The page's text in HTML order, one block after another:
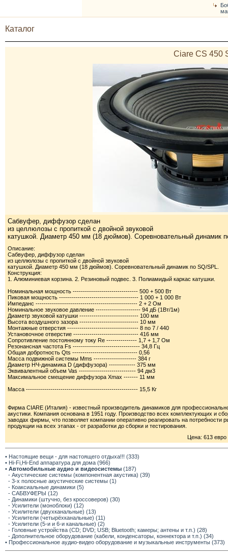
Каталог
Ciare CS 450
Сабвуфер, диффузор сделан
из целлюлозы с пропиткой с двойной звуковой
катушкой. Диаметр 450 мм (18 дюймов). Соревновательный динамик
Описание:
Сабвуфер, диффузор сделан
из целлюлозы с пропиткой с двойной звуковой
катушкой. Диаметр 450 мм (18 дюймов). Соревновательный динамик по SQ/SPL.
Конструкция:
1. Алюминиевая корзина. 2. Резиновый подвес. 3. Полиамидый каркас катушки.
Номинальная мощность -------------------------------- 500 + 500 Вт
Пиковая мощность --------------------------------------- 1 000 + 1 000 Вт
Импеданс -------------------------------------------------- 2 + 2 Ом
Номинальное звуковое давление ---------------------- 94 дБ (1Вт/1м)
Диаметр звуковой катушки ----------------------------- 100 мм
Высота воздушного зазора ----------------------------- 10 мм
Монтажные отверстия ----------------------------------- 8 по 7 / 440
Установочное отверстие -------------------------------- 416 мм
Сопротивление постоянному току Re --------------- 1,7 + 1,7 Ом
Резонансная частота Fs --------------------------------- 34,8 Гц
Общая добротность Qts -------------------------------- 0,56
Масса подвижной системы Mms --------------------- 384 г
Диаметр НЧ-динамика D (диффузора) ------------- 375 мм
Эквивалентный объем Vas ---------------------------- 94 дм3
Максимальное смещение диффузора Xmax ------- 11 мм
Масса ------------------------------------------------------- 15,5 Кг
Фирма CIARE (Италия) - известный производитель динамиков для
акустики. Компания основана в 1951 году. Производство всех комплектующих и
заводах фирмы, что позволяет компании оперативно реагировать на потребности
продукции на всех этапах - от разработки до сборки и тестирования.
Цена: 613 евро
• Настоящие вещи - для настоящего отдыха!!! (333)
• Hi-Fi,Hi-End аппаратура для дома (966)
• Автомобильные аудио и видеосистемы (187)
- Акустические системы (компонентная акустика) (39)
- 3-х полосные акустические системы (1)
- Коаксиальные динамики (5)
- САБВУФЕРЫ (12)
- Динамики (штучно, без кроссоверов) (30)
- Усилители (моноблоки) (12)
- Усилители (двухканальные) (13)
- Усилители (четырёхканальные) (11)
- Усилители (5-и и 6-и канальные) (2)
- Головные устройства (CD; DVD; USB; Bluetooth; камеры; антены и т.п.) (28)
- Дополнительное оборудование (кабели, конденсаторы, коннектора и т.п.) (34)
• Профессиональное аудио-видео оборудование и музыкальные инструменты (373)